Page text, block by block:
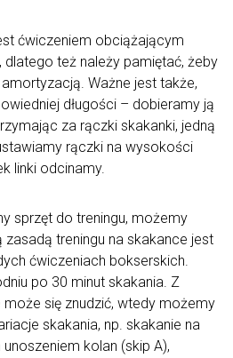
ćwiczeniem obciążającym
też należy pamiętać, żeby
Ważne jest także,
długości – dobieramy ją
za rączki skakanki, jedną
rączki na wysokości
linki odcinamy.
sprzęt do treningu, możemy
zasadą treningu na skakance jest
ćwiczeniach bokserskich.
po 30 minut skakania. Z
się znudzić, wtedy możemy
skakania, np. skakanie na
kolan (skip A),